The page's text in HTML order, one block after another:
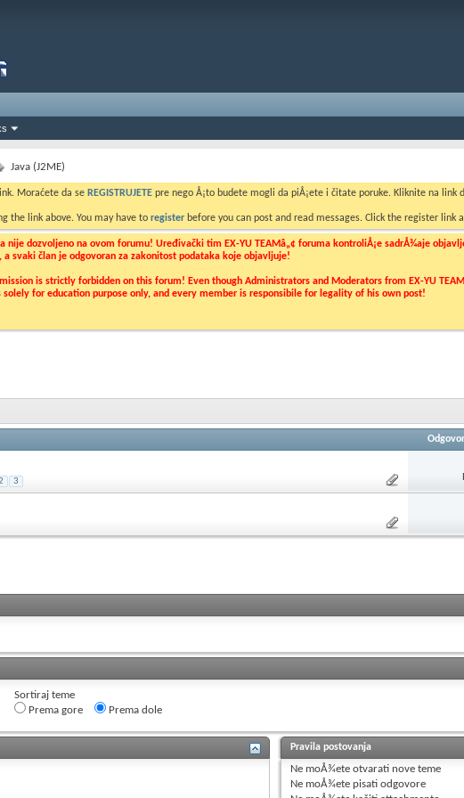
Java (J2ME)
Moraćete da se REGISTRUJETE pre nego Å¡to budete mogli da piÅ¡ete i čitate poruke. Kliknite na link
the link above. You may have to register before you can post and read messages. Click the register link
nije dozvoljeno na ovom forumu! Uređivački tim EX-YU TEAMâ„¢ foruma kontroliÅ¡e sadrÅ¾aje
svaki član je odgovoran za zakonitost podataka koje objavljuje!
is strictly forbidden on this forum! Even though Administrators and Moderators from EX-YU
for education purpose only, and every member is responsibile for legality of his own post!
3
Sortiraj teme
Prema gore
Prema dole
Pravila postovanja
Ne moÅ¾ete otvarati nove teme
Ne moÅ¾ete pisati odgovore